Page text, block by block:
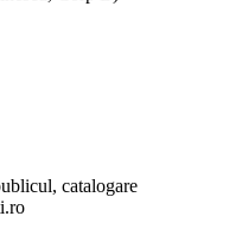
catalogare